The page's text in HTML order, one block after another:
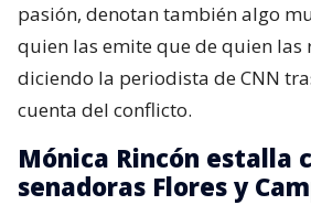
pasión, denotan también algo
quien las emite que de quien las
diciendo la periodista de CNN
cuenta del conflicto.
Mónica Rincón estalla
senadoras Flores y